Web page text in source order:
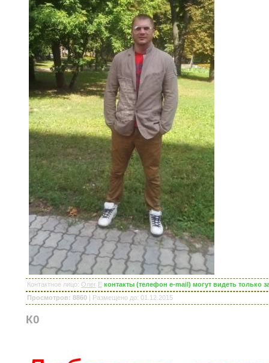
Контактное лицо: Олег E контакты (телефон e-mail) могут видеть только
Просмотров: 8860 | Размещено до: 01.12.2015
К0